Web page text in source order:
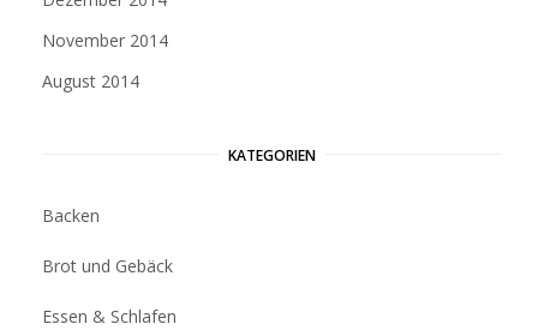
November 2014
August 2014
KATEGORIEN
Backen
Brot und Gebäck
Essen & Schlafen